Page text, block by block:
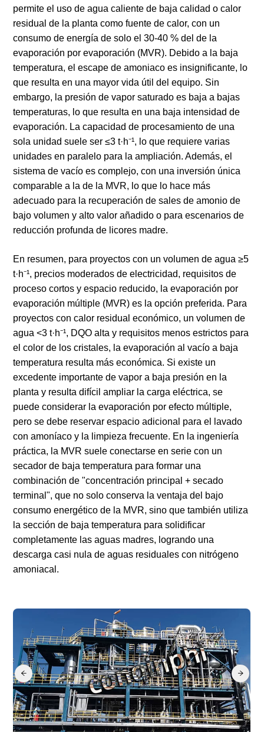
permite el uso de agua caliente de baja calidad o calor
residual de la planta como fuente de calor, con un
consumo de energía de solo el 30-40 % del de la
evaporación por evaporación (MVR). Debido a la baja
temperatura, el escape de amoniaco es insignificante, lo
que resulta en una mayor vida útil del equipo. Sin
embargo, la presión de vapor saturado es baja a bajas
temperaturas, lo que resulta en una baja intensidad de
evaporación. La capacidad de procesamiento de una
sola unidad suele ser ≤3 t·h⁻¹, lo que requiere varias
unidades en paralelo para la ampliación. Además, el
sistema de vacío es complejo, con una inversión única
comparable a la de la MVR, lo que lo hace más
adecuado para la recuperación de sales de amonio de
bajo volumen y alto valor añadido o para escenarios de
reducción profunda de licores madre.
En resumen, para proyectos con un volumen de agua ≥5
t·h⁻¹, precios moderados de electricidad, requisitos de
proceso cortos y espacio reducido, la evaporación por
evaporación múltiple (MVR) es la opción preferida. Para
proyectos con calor residual económico, un volumen de
agua <3 t·h⁻¹, DQO alta y requisitos menos estrictos para
el color de los cristales, la evaporación al vacío a baja
temperatura resulta más económica. Si existe un
excedente importante de vapor a baja presión en la
planta y resulta difícil ampliar la carga eléctrica, se
puede considerar la evaporación por efecto múltiple,
pero se debe reservar espacio adicional para el lavado
con amoníaco y la limpieza frecuente. En la ingeniería
práctica, la MVR suele conectarse en serie con un
secador de baja temperatura para formar una
combinación de "concentración principal + secado
terminal", que no solo conserva la ventaja del bajo
consumo energético de la MVR, sino que también utiliza
la sección de baja temperatura para solidificar
completamente las aguas madres, logrando una
descarga casi nula de aguas residuales con nitrógeno
amoniacal.